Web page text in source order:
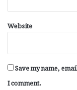
Website
Save my name,
I comment.